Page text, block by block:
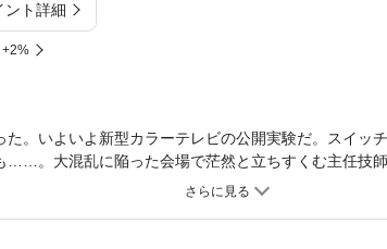
ント詳細
+2%
た。いよいよ新型カラーテレビの公開実験だ。スイ
……。大混乱に陥った会場で茫然と立ちすくむ主任技
浴びる新進の技師だ。彼の技術がもたらす膨大な利権